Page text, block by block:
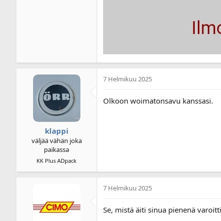
klappi
väljää vähän joka
paikassa
KK Plus ADpack
7 Helmikuu 2025
Olkoon woimatonsavu kanssasi.
7 Helmikuu 2025
Se, mistä äiti sinua pienenä